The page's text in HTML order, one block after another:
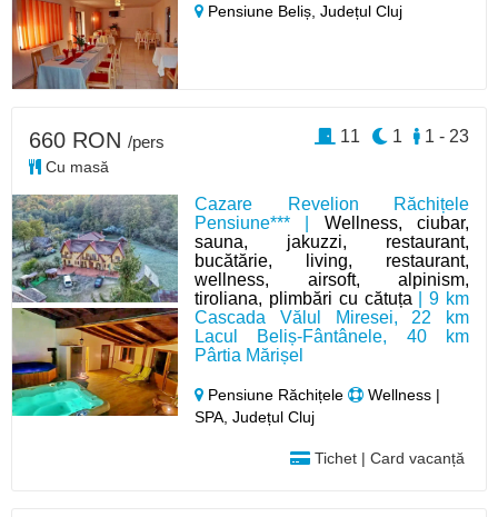
Pensiune Beliș,Județul Cluj
Cazare Revelion Răchițele
Pensiune*** | Wellness, ciubar,
sauna, jakuzzi, restaurant,
bucătărie, living, restaurant,
wellness, airsoft, alpinism,
tiroliana, plimbări cu cătuța | 9 km
Cascada Vălul Miresei, 22 km
Lacul Beliș-Fântânele, 40 km
Pârtia Mărișel
Pensiune Răchițele
Wellness |
SPA, Județul Cluj
Tichet | Card vacanță
660 RON /pers
Cu masă
1 - 23
1
11